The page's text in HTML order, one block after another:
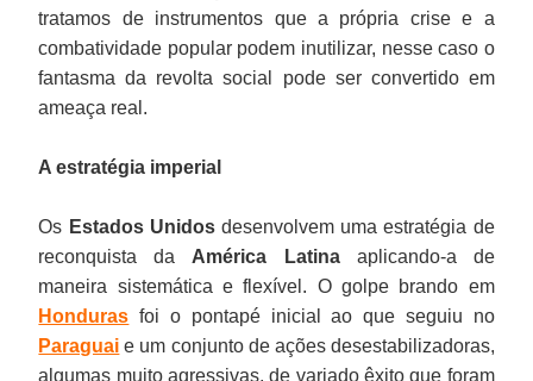
tratamos de instrumentos que a própria crise e a
combatividade popular podem inutilizar, nesse caso o
fantasma da revolta social pode ser convertido em
ameaça real.
A estratégia imperial
Os Estados Unidosdesenvolvem uma estratégia de
reconquista da América Latinaaplicando-a de
maneira sistemática e flexível. O golpe brando em
Honduras foi o pontapé inicial ao que seguiu no
Paraguai e um conjunto de ações desestabilizadoras,
algumas muito agressivas, de variado êxito que foram